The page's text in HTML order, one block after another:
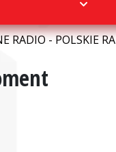
RADIO - POLSKIE